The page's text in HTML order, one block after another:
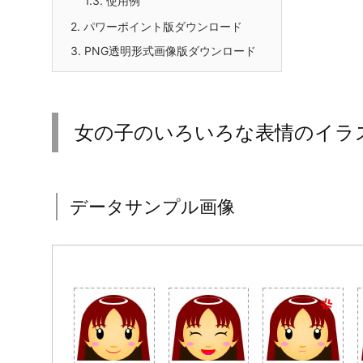
2. パワーポイント版ダウンロード
3. PNG透明形式画像版ダウンロード
女の子のいろいろな表情のイラ
データサンプル画像